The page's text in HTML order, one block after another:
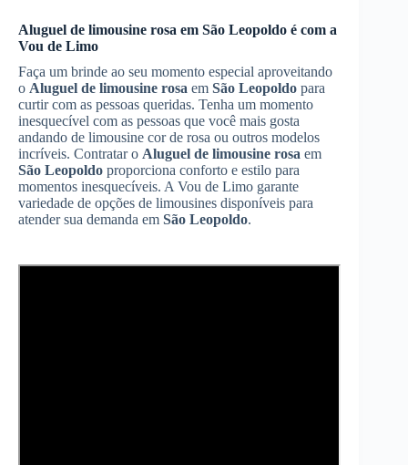
Aluguel de limousine rosa em São Leopoldo é com a
Vou de Limo
Faça um brinde ao seu momento especial aproveitando
o Aluguel de limousine rosa em São Leopoldo para
curtir com as pessoas queridas. Tenha um momento
inesquecível com as pessoas que você mais gosta
andando de limousine cor de rosa ou outros modelos
incríveis. Contratar o Aluguel de limousine rosa em
São Leopoldo proporciona conforto e estilo para
momentos inesquecíveis. A Vou de Limo garante
variedade de opções de limousines disponíveis para
atender sua demanda em São Leopoldo.